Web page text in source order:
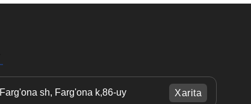
Farg'ona sh, Farg'ona k,86-uy Xarita